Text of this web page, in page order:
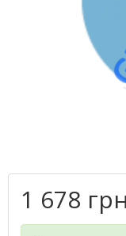
1 678 грн